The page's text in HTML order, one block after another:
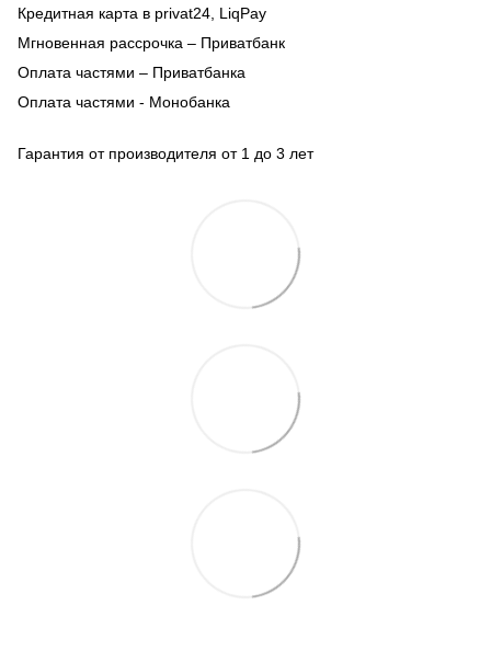
Кредитная карта в privat24, LiqPay
Мгновенная рассрочка – Приватбанк
Оплата частями – Приватбанка
Оплата частями - Монобанка
Гарантия от производителя от 1 до 3 лет